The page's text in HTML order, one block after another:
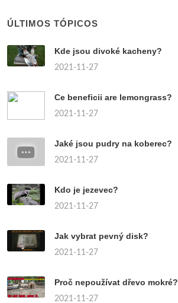
ÚLTIMOS TÓPICOS
Kde jsou divoké kacheny?
2021-11-27
Ce beneficii are lemongrass?
2021-11-27
Jaké jsou pudry na koberec?
2021-11-27
Kdo je jezevec?
2021-11-27
Jak vybrat pevný disk?
2021-11-27
Proč nepoužívat dřevo mokré?
2021-11-27